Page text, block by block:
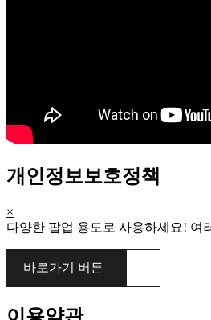
개인정보보호정책
×
다양한 팝업 용도로 사용하세요! 여
바로가기 버튼